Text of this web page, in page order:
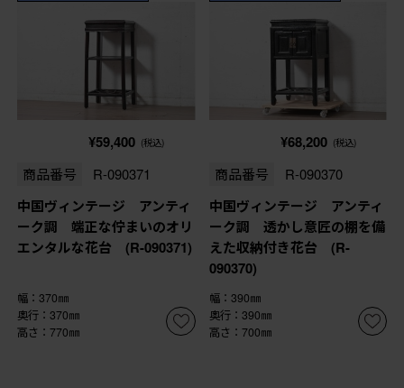
¥59,400 (税込)
商品番号 R-090371
中国ヴィンテージ アンティ
ーク調 端正な佇まいのオリ
エンタルな花台 (R-090371)
幅：370㎜
奥行：370㎜
高さ：770㎜
¥68,200 (税込)
商品番号 R-090370
中国ヴィンテージ アンティ
ーク調 透かし意匠の棚を備
えた収納付き花台 (R-
090370)
幅：390㎜
奥行：390㎜
高さ：700㎜